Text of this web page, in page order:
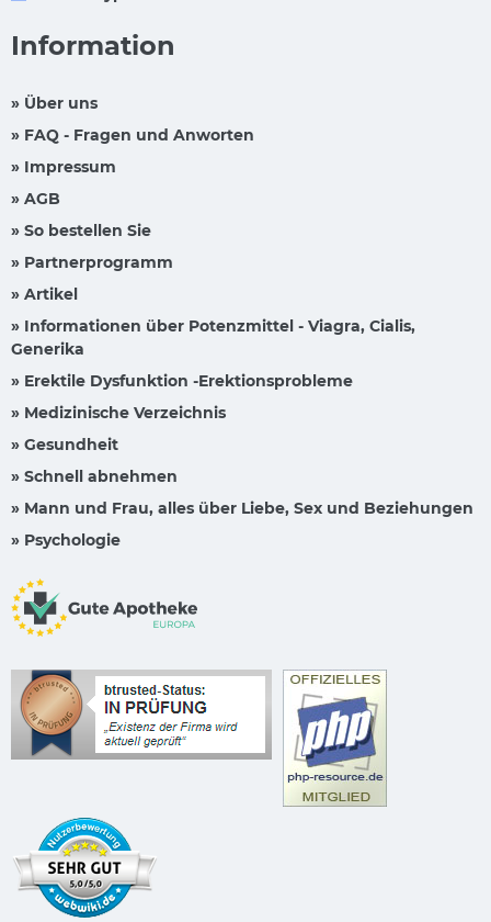
Information
» Über uns
» FAQ - Fragen und Anworten
» Impressum
» AGB
» So bestellen Sie
» Partnerprogramm
» Artikel
» Informationen über Potenzmittel - Viagra, Cialis,
Generika
» Erektile Dysfunktion -Erektionsprobleme
» Medizinische Verzeichnis
» Gesundheit
» Schnell abnehmen
» Mann und Frau, alles über Liebe, Sex und Beziehungen
» Psychologie